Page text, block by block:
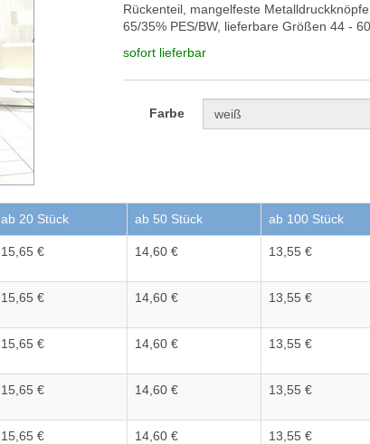
Rückenteil, mangelfeste
65/35% PES/BW, lieferbare Größen 44 -
sofort lieferbar
Farbe
ab 20 Stück ab 50 Stück ab 100 Stück
15,65 € 14,60 € 13,55 €
15,65 € 14,60 € 13,55 €
15,65 € 14,60 € 13,55 €
15,65 € 14,60 € 13,55 €
15,65 € 14,60 € 13,55 €